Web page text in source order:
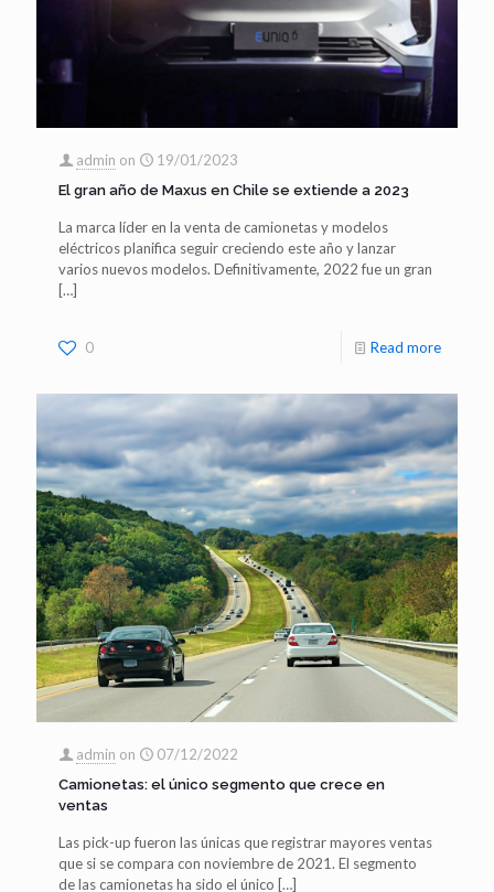
admin on 19/01/2023
El gran año de Maxus en Chile se extiende a 2023
La marca líder en la venta de camionetas y modelos
eléctricos planifica seguir creciendo este año y lanzar
varios nuevos modelos. Definitivamente, 2022 fue un gran
[…]
0 Read more
admin on 07/12/2022
Camionetas: el único segmento que crece en
ventas
Las pick-up fueron las únicas que registrar mayores ventas
que si se compara con noviembre de 2021. El segmento
de las camionetas ha sido el único […]